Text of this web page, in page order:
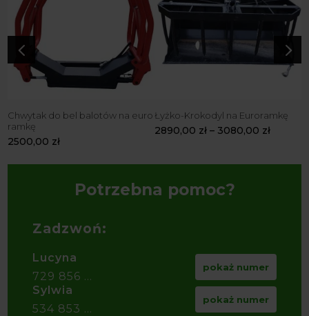
4
Chwytak do bel balotów na euro
ramkę
2500,00 zł
Łyżko-Krokodyl na Euroramkę
2890,00 zł – 3080,00 zł
5
Potrzebna pomoc?
Zadzwoń:
Lucyna
729 856 ...
pokaż numer
Sylwia
534 853 ...
pokaż numer